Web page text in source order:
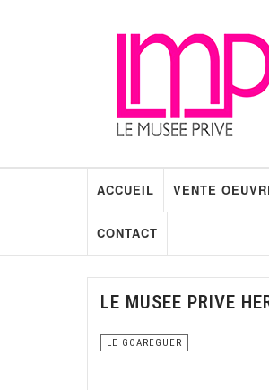
ACCUEIL VENTE
CONTACT
LE MUSEE PRIVE
LE GOAREGUER